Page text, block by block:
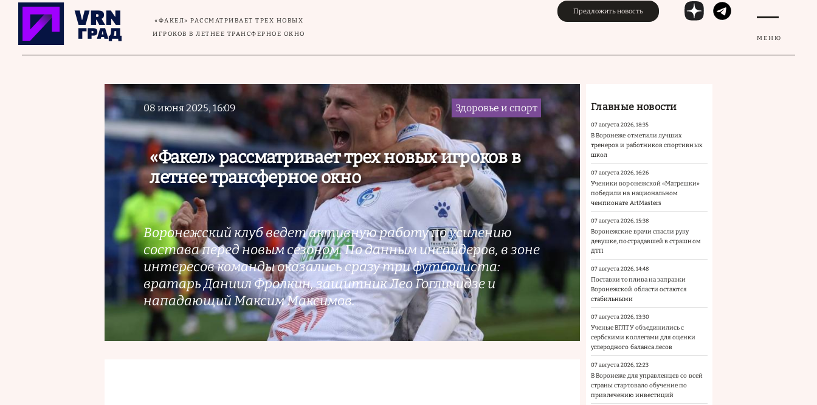
Перейти к основному содержанию
МЕНЮ
«ФАКЕЛ» РАССМАТРИВАЕТ ТРЕХ НОВЫХ
ИГРОКОВ В ЛЕТНЕЕ ТРАНСФЕРНОЕ ОКНО
Предложить новость
08 июня 2025, 16:09 Здоровье и спорт
«Факел» рассматривает трех новых игроков в
летнее трансферное окно
Воронежский клуб ведет активную работу по усилению
состава перед новым сезоном. По данным инсайдеров, в зоне
интересов команды оказались сразу три футболиста:
вратарь Даниил Фролкин, защитник Лео Гогличидзе и
нападающий Максим Максимов.
Главные новости
07 августа 2026, 18:35
В Воронеже отметили лучших
тренеров и работников спортивных
школ
07 августа 2026, 16:26
Ученики воронежской «Матрешки»
победили на национальном
чемпионате ArtMasters
07 августа 2026, 15:38
Воронежские врачи спасли руку
девушке, пострадавшей в страшном
ДТП
07 августа 2026, 14:48
Поставки топлива на заправки
Воронежской области остаются
стабильными
07 августа 2026, 13:30
Ученые ВГЛТУ объединились с
сербскими коллегами для оценки
углеродного баланса лесов
07 августа 2026, 12:23
В Воронеже для управленцев со всей
страны стартовало обучение по
привлечению инвестиций